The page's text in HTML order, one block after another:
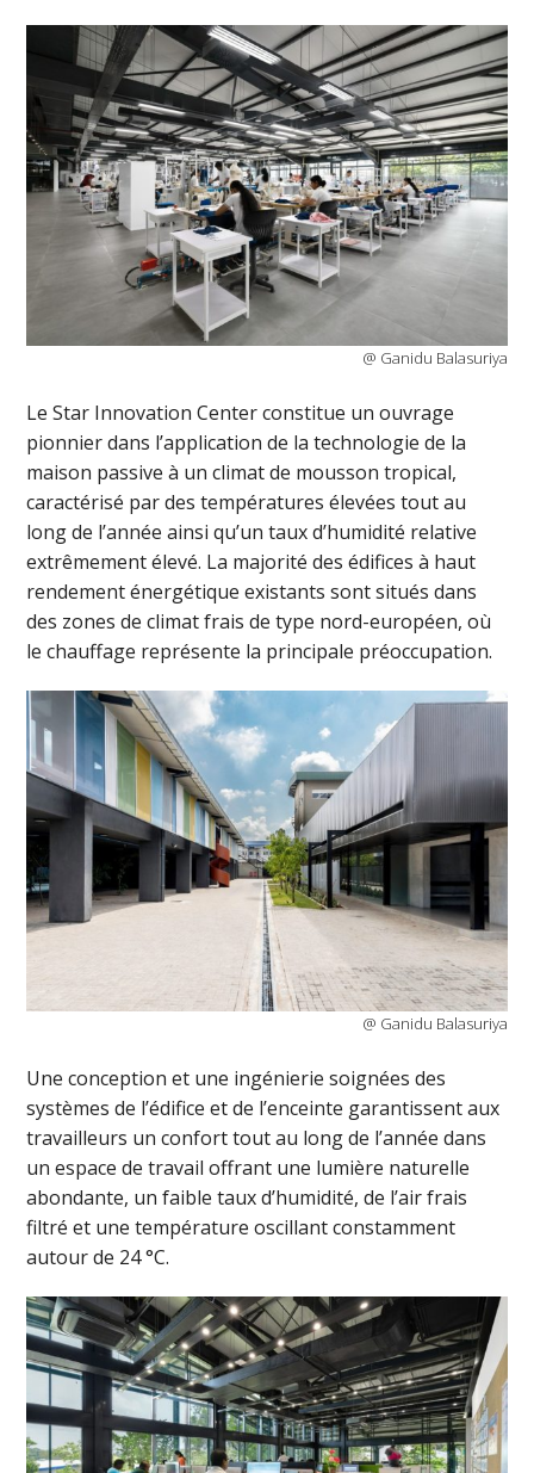
@ Ganidu Balasuriya
Le Star Innovation Center constitue un ouvrage
pionnier dans l’application de la technologie de la
maison passive à un climat de mousson tropical,
caractérisé par des températures élevées tout au
long de l’année ainsi qu’un taux d’humidité relative
extrêmement élevé. La majorité des édifices à haut
rendement énergétique existants sont situés dans
des zones de climat frais de type nord-européen, où
le chauffage représente la principale préoccupation.
@ Ganidu Balasuriya
Une conception et une ingénierie soignées des
systèmes de l’édifice et de l’enceinte garantissent aux
travailleurs un confort tout au long de l’année dans
un espace de travail offrant une lumière naturelle
abondante, un faible taux d’humidité, de l’air frais
filtré et une température oscillant constamment
autour de 24 °C.